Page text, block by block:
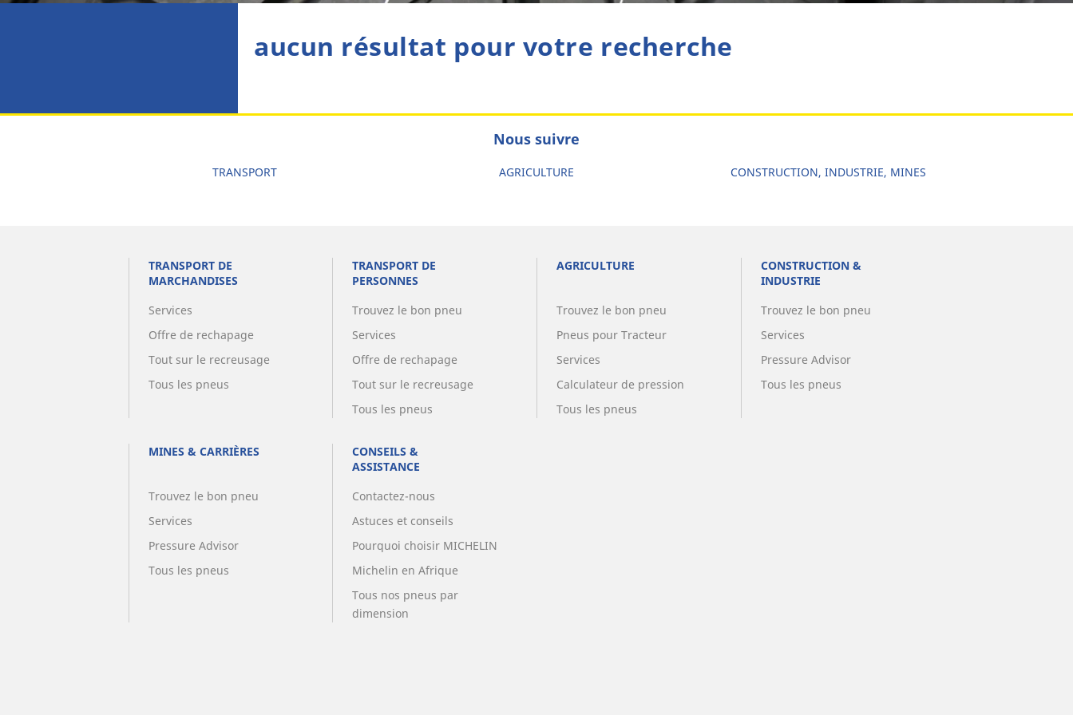
aucun résultat pour votre recherche
Nous suivre
TRANSPORT AGRICULTURE CONSTRUCTION, INDUSTRIE, MINES
TRANSPORT DE
MARCHANDISES
Services
Offre de rechapage
Tout sur le recreusage
Tous les pneus
TRANSPORT DE
PERSONNES
Trouvez le bon pneu
Services
Offre de rechapage
Tout sur le recreusage
Tous les pneus
AGRICULTURE
Trouvez le bon pneu
Pneus pour Tracteur
Services
Calculateur de pression
Tous les pneus
CONSTRUCTION &
INDUSTRIE
Trouvez le bon pneu
Services
Pressure Advisor
Tous les pneus
MINES & CARRIÈRES
Trouvez le bon pneu
Services
Pressure Advisor
Tous les pneus
CONSEILS &
ASSISTANCE
Contactez-nous
Astuces et conseils
Pourquoi choisir MICHELIN
Michelin en Afrique
Tous nos pneus par
dimension